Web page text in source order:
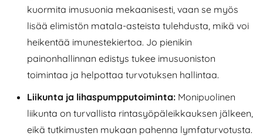
kuormita imusuonia mekaanisesti, vaan se myös
lisää elimistön matala-asteista tulehdusta, mikä voi
heikentää imunestekiertoa. Jo pienikin
painonhallinnan edistys tukee imusuoniston
toimintaa ja helpottaa turvotuksen hallintaa.
Liikunta ja lihaspumpputoiminta: Monipuolinen
liikunta on turvallista rintasyöpäleikkauksen jälkeen,
eikä tutkimusten mukaan pahenna lymfaturvotusta.